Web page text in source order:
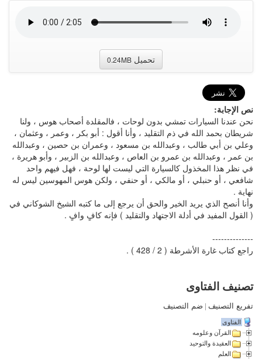
تحميل 0.24MB
نص الإجابة:
نحن عندنا السيارات تمشي بدون لوحات ، فالمقلدة أصحاب هوس ، ولنا
شريطان بحمد الله في ذم التقليد ، وأنا أقول : أبو بكر ، وعمر ، وعثمان ،
وعلي بن أبي طالب ، وعبدالله بن مسعود ، وعمران بن حصين ، وعبدالله
بن عمر ، وعبدالله بن عمرو بن العاص ، وعبدالله بن الزبير ، وأبو هريرة ،
في نظر هذا المخذول كالسيارة التي ليست لها لوحة ، فهل فيهم واحد
شافعي ، أو حنبلي ، أو مالكي ، أو حنفي ، ولكن هوس المهوسين ليس له
نهاية .
وأنا أنصح الذي يريد الخير والحق أن يرجع إلى ما كتبه الشيخ الشوكاني في
( القول المفيد في أدلة الاجتهاد والتقليد ) فإنه كافٍ وافٍ .
--------------
راجع كتاب غارة الأشرطة ( 2 / 428 ) .
تصنيف الفتاوى
تفريع التصنيف | ضم التصنيف
الفتاوى
القرآن وعلومه
العقيدة والتوحيد
العلم